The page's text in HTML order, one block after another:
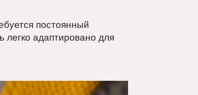
круглый год);
среды, поэтому
поэтому устройства
требуется постоянный